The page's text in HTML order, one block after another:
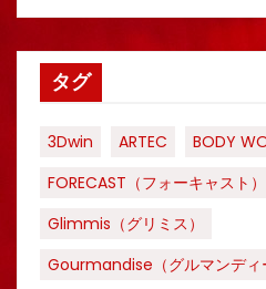
タグ
3Dwin ARTEC
BODY
FORECAST（フォーキャスト）
Glimmis（グリミス）
Gourmandise（グルマンディ